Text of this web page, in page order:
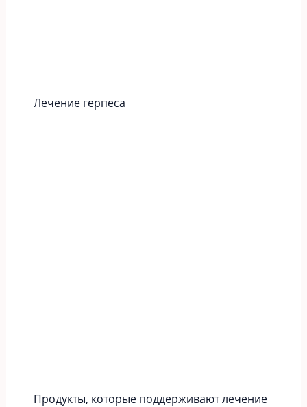
Лечение герпеса
Продукты, которые поддерживают лечение